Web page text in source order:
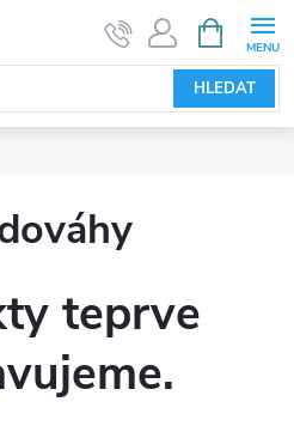
HLEDAT
NÁKUPNÍ
KOŠÍK
teprve